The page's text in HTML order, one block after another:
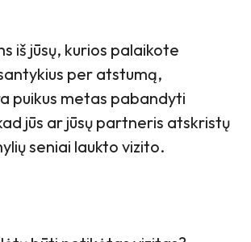
iš jūsų, kurios palaikote
per atstumą,
puikus metas pabandyti
jūs ar jūsų partneris atskristų
seniai laukto vizito.